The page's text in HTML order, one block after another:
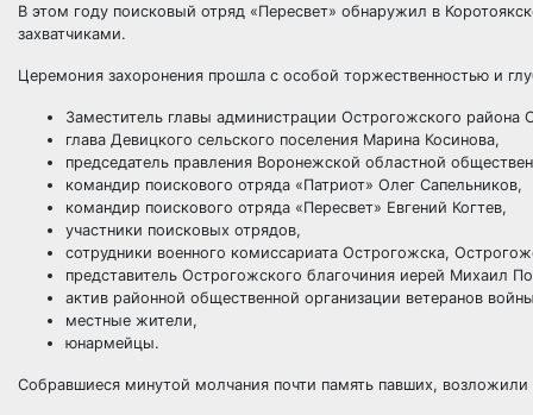
В этом году поисковый отряд «Пересвет» обнаружил в
захватчиками.
Церемония захоронения прошла с особой торжественностью и
Заместитель главы администрации Острогожского района
глава Девицкого сельского поселения Марина Косинова,
председатель правления Воронежской областной
командир поискового отряда «Патриот» Олег Сапельников,
командир поискового отряда «Пересвет» Евгений Когтев,
участники поисковых отрядов,
сотрудники военного комиссариата Острогожска,
представитель Острогожского благочиния иерей Михаил
актив районной общественной организации ветеранов
местные жители,
юнармейцы.
Собравшиеся минутой молчания почти память павших, возложили